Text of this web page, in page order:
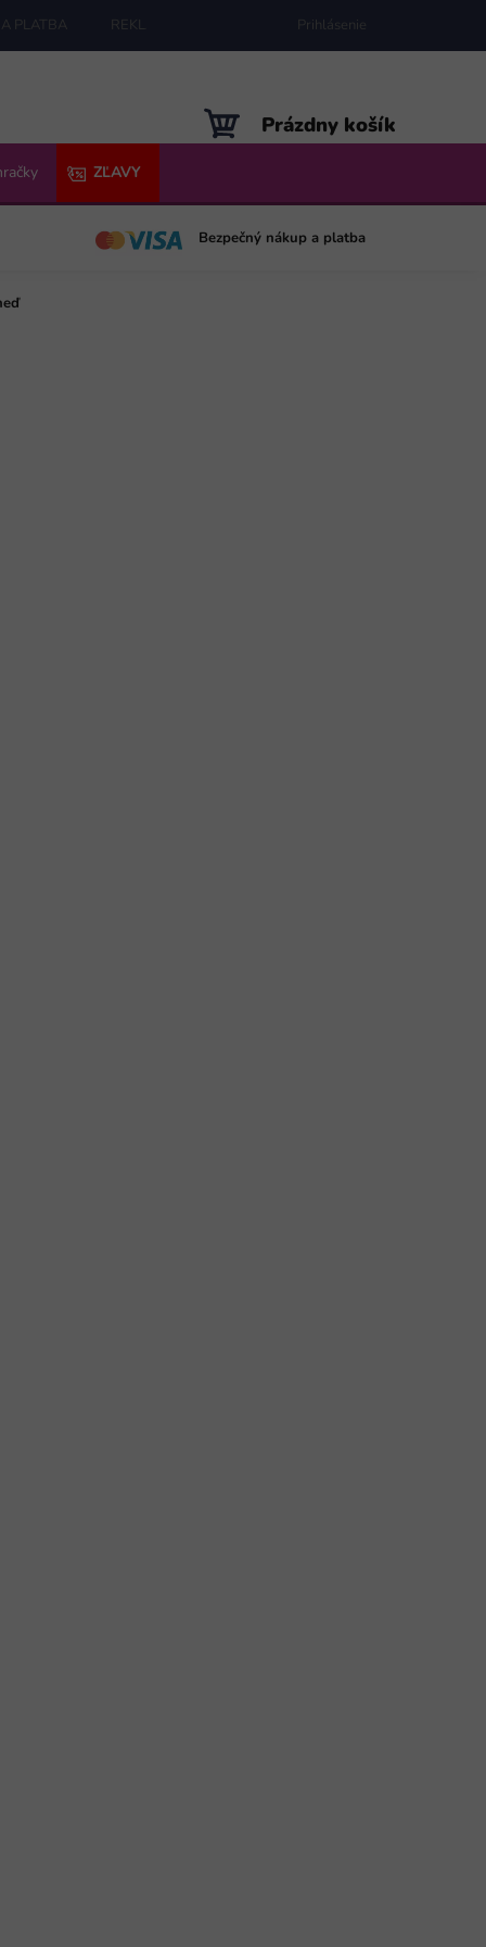
PLATBA REKLAMÁCIE MAPA SERVERU
Prihlásenie
NÁKUPNÝ
KOŠÍK
Prázdny košík
ZĽAVY
Bezpečný nákup a platba